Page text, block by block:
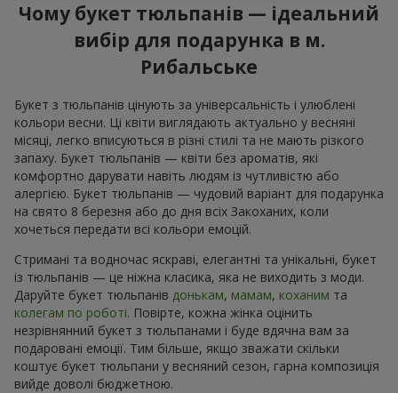
Чому букет тюльпанів — ідеальний
вибір для подарунка в м.
Рибальське
Букет з тюльпанів цінують за універсальність і улюблені
кольори весни. Ці квіти виглядають актуально у весняні
місяці, легко вписуються в різні стилі та не мають різкого
запаху. Букет тюльпанів — квіти без ароматів, які
комфортно дарувати навіть людям із чутливістю або
алергією. Букет тюльпанів — чудовий варіант для подарунка
на свято 8 березня або до дня всіх Закоханих, коли
хочеться передати всі кольори емоцій.
Стримані та водночас яскраві, елегантні та унікальні, букет
із тюльпанів — це ніжна класика, яка не виходить з моди.
Даруйте букет тюльпанів донькам, мамам, коханим та
колегам по роботі. Повірте, кожна жінка оцінить
незрівнянний букет з тюльпанами і буде вдячна вам за
подаровані емоції. Тим більше, якщо зважати скільки
коштує букет тюльпани у весняний сезон, гарна композиція
вийде доволі бюджетною.